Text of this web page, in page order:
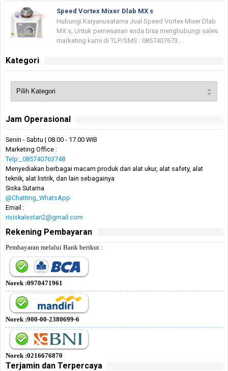
Speed Vortex Mixer Dlab MX s
Hubungi Karyanusatama Jual Speed Vortex Mixer Dlab
MX s, Untuk pemesanan anda bisa menghubungi sales
marketing kami di TLP/SMS : 0857407673...
Kategori
Jam Operasional
Senin - Sabtu | 08.00 - 17.00 WIB
Marketing Office :
Telp:_085740763748
Menyediakan berbagai macam produk dari alat ukur, alat safety, alat
teknik, alat listrik, dan lain sebagainya
Siska Sutama
@Chatting_WhatsApp
Email :
risiskalestari2@gmail.com
Rekening Pembayaran
Pembayaran melalui Bank berikut :
Norek :0970471961
Norek :900-00-2380699-6
Norek :0216676870
Terjamin dan Terpercaya